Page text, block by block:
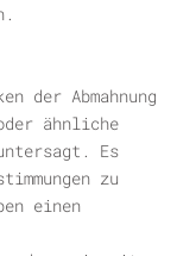
der Abmahnung
ähnliche
Es
zu
einen